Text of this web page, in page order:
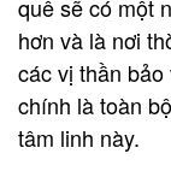
quê sẽ có một
hơn và là nơi
các vị thần
chính là toàn
tâm linh này.